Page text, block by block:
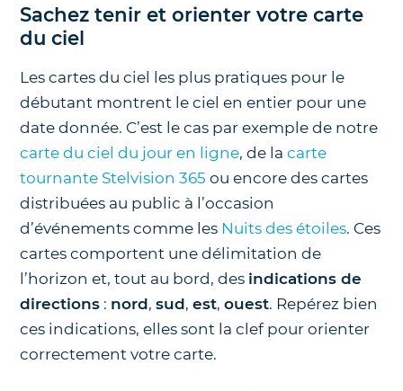
Sachez tenir et orienter votre carte
du ciel
Les cartes du ciel les plus pratiques pour le
débutant montrent le ciel en entier pour une
date donnée. C’est le cas par exemple de notre
carte du ciel du jour en ligne, de lacarte
tournante Stelvision 365 ou encore des cartes
distribuées au public à l’occasion
d’événements comme les Nuits des étoiles. Ces
cartes comportent une délimitation de
l’horizon et, tout au bord, des indications de
directions : nord,sud,est,ouest. Repérez bien
ces indications, elles sont la clef pour orienter
correctement votre carte.